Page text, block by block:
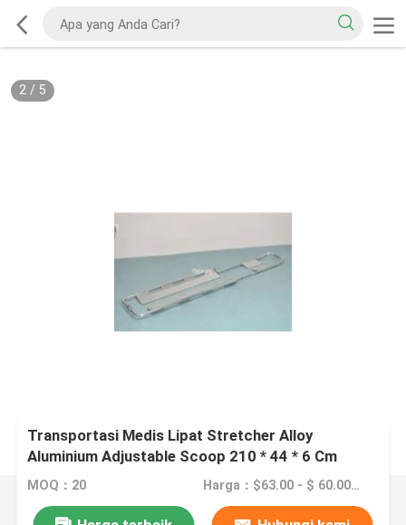
2/ 5
Transportasi Medis Lipat Stretcher Alloy
Aluminium Adjustable Scoop 210 * 44 * 6 Cm
MOQ：20 Harga：$63.00 - $ 60.00/Pieces >=20 Pieces